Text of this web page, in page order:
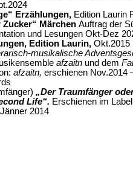
Erzählungen, Edition Laurin
Zucker“ Märchen Auftrag der
und Lesungen Okt-Dez
Edition Laurin, Okt.2015
musikalische
afzaitn und dem
afzaitn, erschienen Nov.2014
„Der Traumfänger
Life“. Erschienen im
2014